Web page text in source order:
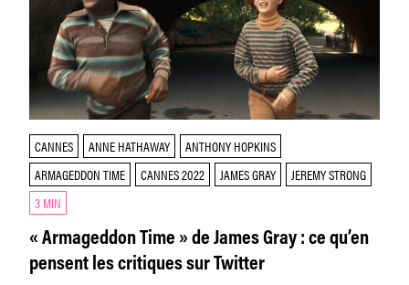
CANNES ANNE HATHAWAY
ANTHONY HOPKINS
ARMAGEDDON TIME
CANNES 2022 JAMES GRAY
JEREMY STRONG
3 MIN
« Armageddon Time » de James Gray : ce qu’en
pensent les critiques sur Twitter